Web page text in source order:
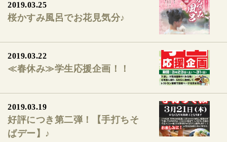
2019.03.25
桜かすみ風呂でお花見気分♪
2019.03.22
≪春休み≫学生応援企画！！
2019.03.19
好評につき第二弾！【手打ちそ
ばデー】♪